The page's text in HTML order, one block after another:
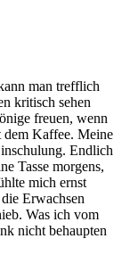
man trefflich
kritisch sehen
freuen, wenn
Kaffee. Meine
Endlich
Tasse morgens,
mich ernst
Erwachsen
Was ich vom
nicht behaupten